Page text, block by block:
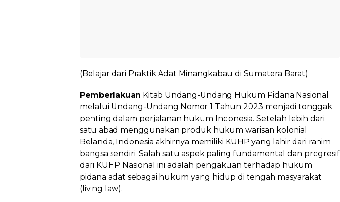
(Belajar dari Praktik Adat Minangkabau di Sumatera Barat)
Pemberlakuan Kitab Undang-Undang Hukum Pidana Nasional
melalui Undang-Undang Nomor 1 Tahun 2023 menjadi tonggak
penting dalam perjalanan hukum Indonesia. Setelah lebih dari
satu abad menggunakan produk hukum warisan kolonial
Belanda, Indonesia akhirnya memiliki KUHP yang lahir dari rahim
bangsa sendiri. Salah satu aspek paling fundamental dan progresif
dari KUHP Nasional ini adalah pengakuan terhadap hukum
pidana adat sebagai hukum yang hidup di tengah masyarakat
(living law).